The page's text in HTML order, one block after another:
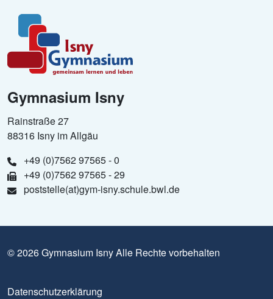
Gymnasium Isny
Rainstraße 27
88316 Isny im Allgäu
+49 (0)7562 97565 - 0
+49 (0)7562 97565 - 29
poststelle(at)gym-isny.schule.bwl.de
© 2026 Gymnasium Isny Alle Rechte vorbehalten
Datenschutzerklärung